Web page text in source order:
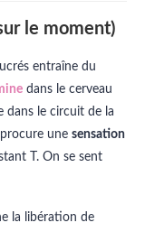
le moment)
entraîne du
dans le cerveau
dans le circuit de la
une sensation
T. On se sent
la libération de